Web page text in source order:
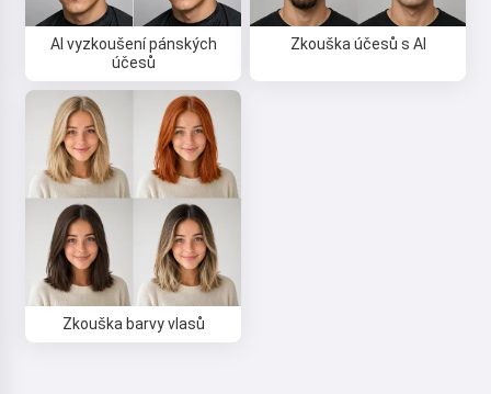
AI vyzkoušení pánských
účesů
Zkouška účesů s AI
Zkouška barvy vlasů